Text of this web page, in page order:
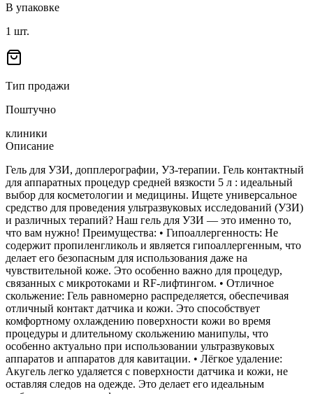
В упаковке
1 шт.
Тип продажи
Поштучно
клиники
Описание
Гель для УЗИ, допплерографии, УЗ-терапии. Гель контактный
для аппаратных процедур средней вязкости 5 л : идеальный
выбор для косметологии и медицины. Ищете универсальное
средство для проведения ультразвуковых исследований (УЗИ)
и различных терапий? Наш гель для УЗИ — это именно то,
что вам нужно! Преимущества: • Гипоаллергенность: Не
содержит пропиленгликоль и является гипоаллергенным, что
делает его безопасным для использования даже на
чувствительной коже. Это особенно важно для процедур,
связанных с микротоками и RF-лифтингом. • Отличное
скольжение: Гель равномерно распределяется, обеспечивая
отличный контакт датчика и кожи. Это способствует
комфортному охлаждению поверхности кожи во время
процедуры и длительному скольжению манипулы, что
особенно актуально при использовании ультразвуковых
аппаратов и аппаратов для кавитации. • Лёгкое удаление:
Акугель легко удаляется с поверхности датчика и кожи, не
оставляя следов на одежде. Это делает его идеальным